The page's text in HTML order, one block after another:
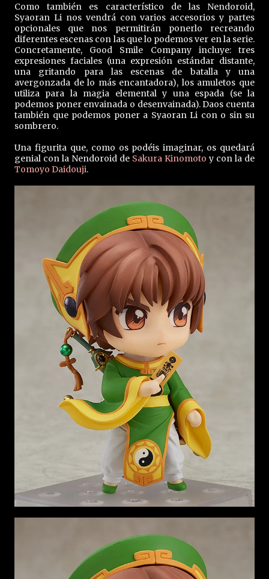
Como también es característico de las Nendoroid,
Syaoran Li nos vendrá con varios accesorios y partes
opcionales que nos permitirán ponerlo recreando
diferentes escenas con las que lo podemos ver en la serie.
Concretamente, Good Smile Company incluye: tres
expresiones faciales (una expresión estándar distante,
una gritando para las escenas de batalla y una
avergonzada de lo más encantadora), los amuletos que
utiliza para la magia elemental y una espada (se la
podemos poner envainada o desenvainada). Daos cuenta
también que podemos poner a Syaoran Li con o sin su
sombrero.
Una figurita que, como os podéis imaginar, os quedará
genial con la Nendoroid de Sakura Kinomoto y con la de
Tomoyo Daidouji.